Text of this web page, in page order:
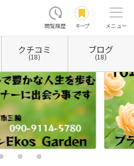
閲覧履歴 キープ メニュー
ブライダルサロン Ekos Garden
クチコミ
(18)
ブログ
(18)